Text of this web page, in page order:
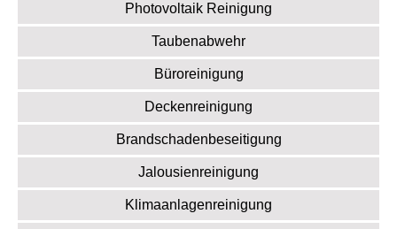
Photovoltaik Reinigung
Taubenabwehr
Büroreinigung
Deckenreinigung
Brandschadenbeseitigung
Jalousienreinigung
Klimaanlagenreinigung